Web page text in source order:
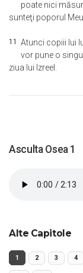
poate nici
sunteţi poporul
11 Atunci copiii lui
vor pune o
ziua lui Izreel.
Asculta Osea 1
Alte Capitole
1 2 3 4